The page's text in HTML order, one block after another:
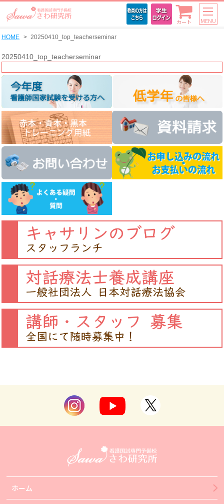
カート MENU
HOME 20250410_top_teacherseminar
20250410_top_teacherseminar
ホーム